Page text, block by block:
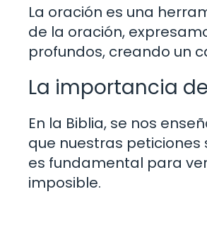
La oración es una
de la oración,
profundos, creando un
La importancia
En la Biblia, se nos
que nuestras peticiones
es fundamental para
imposible.